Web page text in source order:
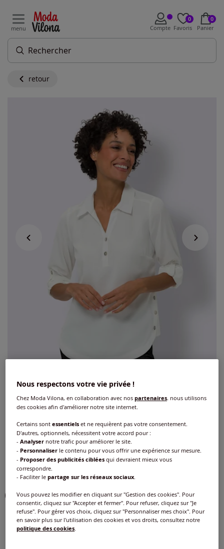
menu Compte
0
Favoris
0
Panier
retour
Chemisier à enfiler manches 3/4
retroussables
Réf : 763.571.039 4 /5- 1avis
Couleur :écru
Choisir une couleur :
Taille :
Nous respectons votre vie privée !
Chez Moda Vilona, en collaboration avec nospartenaires, nous utilisons
des cookies afin d'améliorer notre site internet.
Certains sontessentiels et ne requièrent pas votre consentement.
D'autres, optionnels, nécessitent votre accord pour :
-Analyser notre trafic pour améliorer le site.
- Personnaliser le contenu pour vous offrir une expérience sur mesure.
- Proposer des publicités ciblées qui devraient mieux vous
correspondre.
- Faciliter lepartage sur les réseaux sociaux
Vous pouvez les modifier en cliquant sur "Gestion des cookies". Pour
consentir, cliquez sur "Accepter et fermer". Pour refuser, cliquez sur "Je
refuse". Pour gérer vos choix, cliquez sur "Personnaliser mes choix". Pour
en savoir plus sur l'utilisation des cookies et vos droits, consultez notre
politique des cookies